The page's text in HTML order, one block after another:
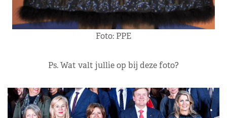
Foto: PPE
Ps. Wat valt jullie op bij deze foto?